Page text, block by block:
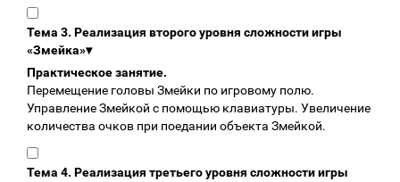
Тема 3. Реализация второго уровня сложности игры
«Змейка»▾
Практическое занятие.
Перемещение головы Змейки по игровому полю.
Управление Змейкой с помощью клавиатуры. Увеличение
количества очков при поедании объекта Змейкой.
Тема 4. Реализация третьего уровня сложности игры